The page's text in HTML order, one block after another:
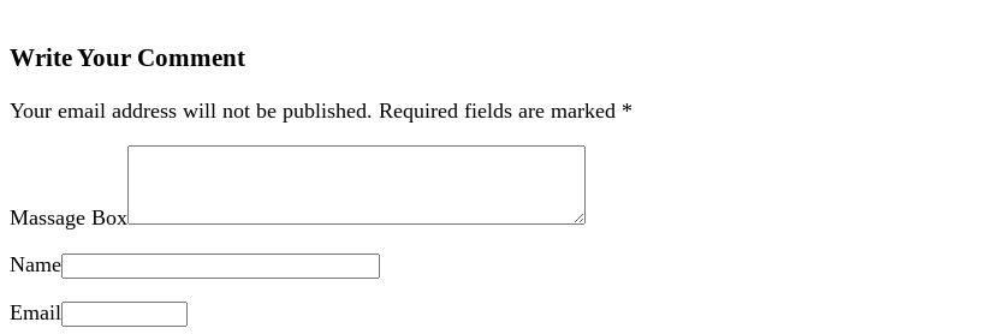
Write Your Comment
Your email address will not be published. Required fields are marked *
Massage Box
Name
Email